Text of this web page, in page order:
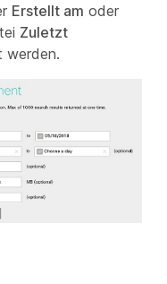
Erstellt am oder
Zuletzt
werden.